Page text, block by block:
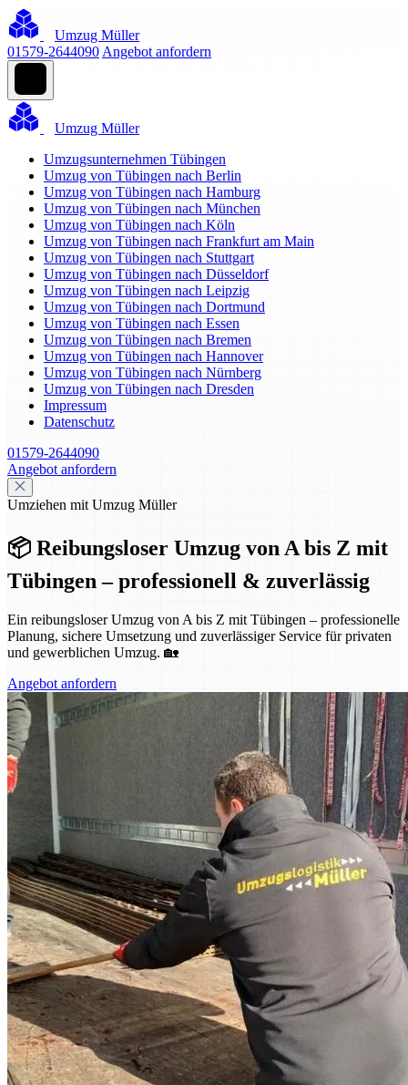
Umzug Müller
01579-2644090 Angebot anfordern
Umzug Müller
Umzugsunternehmen Tübingen
Umzug von Tübingen nach Berlin
Umzug von Tübingen nach Hamburg
Umzug von Tübingen nach München
Umzug von Tübingen nach Köln
Umzug von Tübingen nach Frankfurt am Main
Umzug von Tübingen nach Stuttgart
Umzug von Tübingen nach Düsseldorf
Umzug von Tübingen nach Leipzig
Umzug von Tübingen nach Dortmund
Umzug von Tübingen nach Essen
Umzug von Tübingen nach Bremen
Umzug von Tübingen nach Hannover
Umzug von Tübingen nach Nürnberg
Umzug von Tübingen nach Dresden
Impressum
Datenschutz
01579-2644090
Angebot anfordern
Umziehen mit Umzug Müller
📦 Reibungsloser Umzug von A bis Z mit
Tübingen – professionell & zuverlässig
Ein reibungsloser Umzug von A bis Z mit Tübingen – professionelle
Planung, sichere Umsetzung und zuverlässiger Service für privaten
und gewerblichen Umzug. 🏡
Angebot anfordern